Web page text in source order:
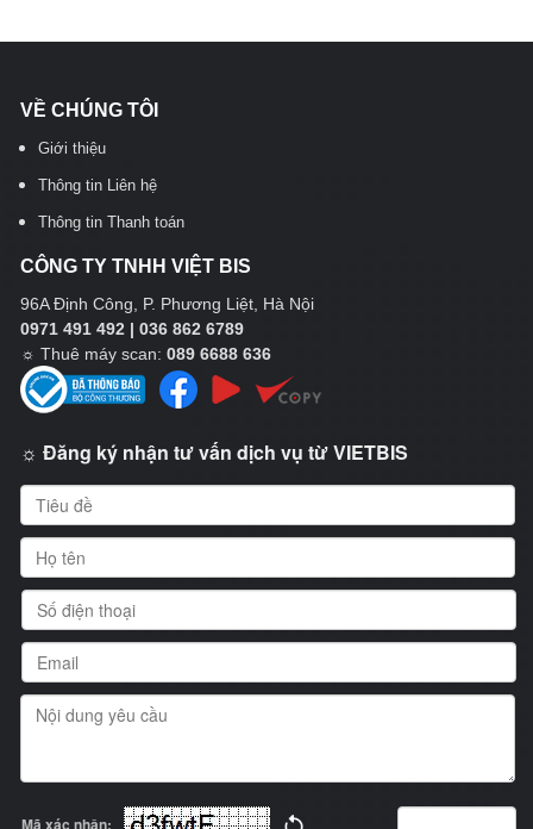
VỀ CHÚNG TÔI
Giới thiệu
Thông tin Liên hệ
Thông tin Thanh toán
CÔNG TY TNHH VIỆT BIS
96A Định Công, P. Phương Liệt, Hà Nội
0971 491 492 | 036 862 6789
☼ Thuê máy scan: 089 6688 636
☼ Đăng ký nhận tư vấn dịch vụ từ VIETBIS
Mã xác nhận: